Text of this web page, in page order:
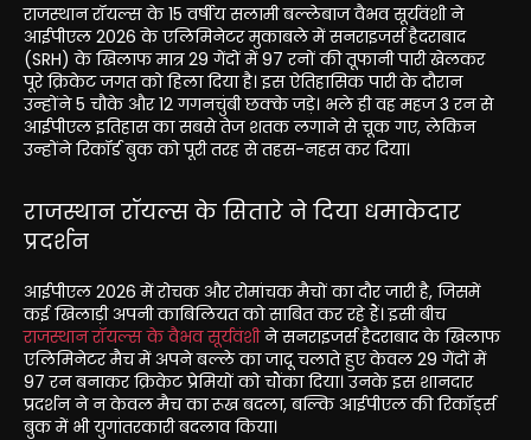
राजस्थान रॉयल्स के 15 वर्षीय सलामी बल्लेबाज वैभव सूर्यवंशी ने
आईपीएल 2026 के एलिमिनेटर मुकाबले में सनराइजर्स हैदराबाद
(SRH) के खिलाफ मात्र 29 गेंदों में 97 रनों की तूफानी पारी खेलकर
पूरे क्रिकेट जगत को हिला दिया है। इस ऐतिहासिक पारी के दौरान
उन्होंने 5 चौके और 12 गगनचुंबी छक्के जड़े। भले ही वह महज 3 रन से
आईपीएल इतिहास का सबसे तेज शतक लगाने से चूक गए, लेकिन
उन्होंने रिकॉर्ड बुक को पूरी तरह से तहस-नहस कर दिया।
राजस्थान रॉयल्स के सितारे ने दिया धमाकेदार
प्रदर्शन
आईपीएल 2026 में रोचक और रोमांचक मैचों का दौर जारी है, जिसमें
कई खिलाड़ी अपनी काबिलियत को साबित कर रहे हैं। इसी बीच
राजस्थान रॉयल्स के वैभव सूर्यवंशीने सनराइजर्स हैदराबाद के खिलाफ
एलिमिनेटर मैच में अपने बल्ले का जादू चलाते हुए केवल 29 गेंदों में
97 रन बनाकर क्रिकेट प्रेमियों को चौंका दिया। उनके इस शानदार
प्रदर्शन ने न केवल मैच का रूख बदला, बल्कि आईपीएल की रिकॉर्ड्स
बुक में भी युगांतरकारी बदलाव किया।